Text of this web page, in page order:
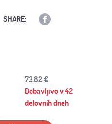
SHARE:
73.82 €
Dobavljivo v 42
delovnih dneh